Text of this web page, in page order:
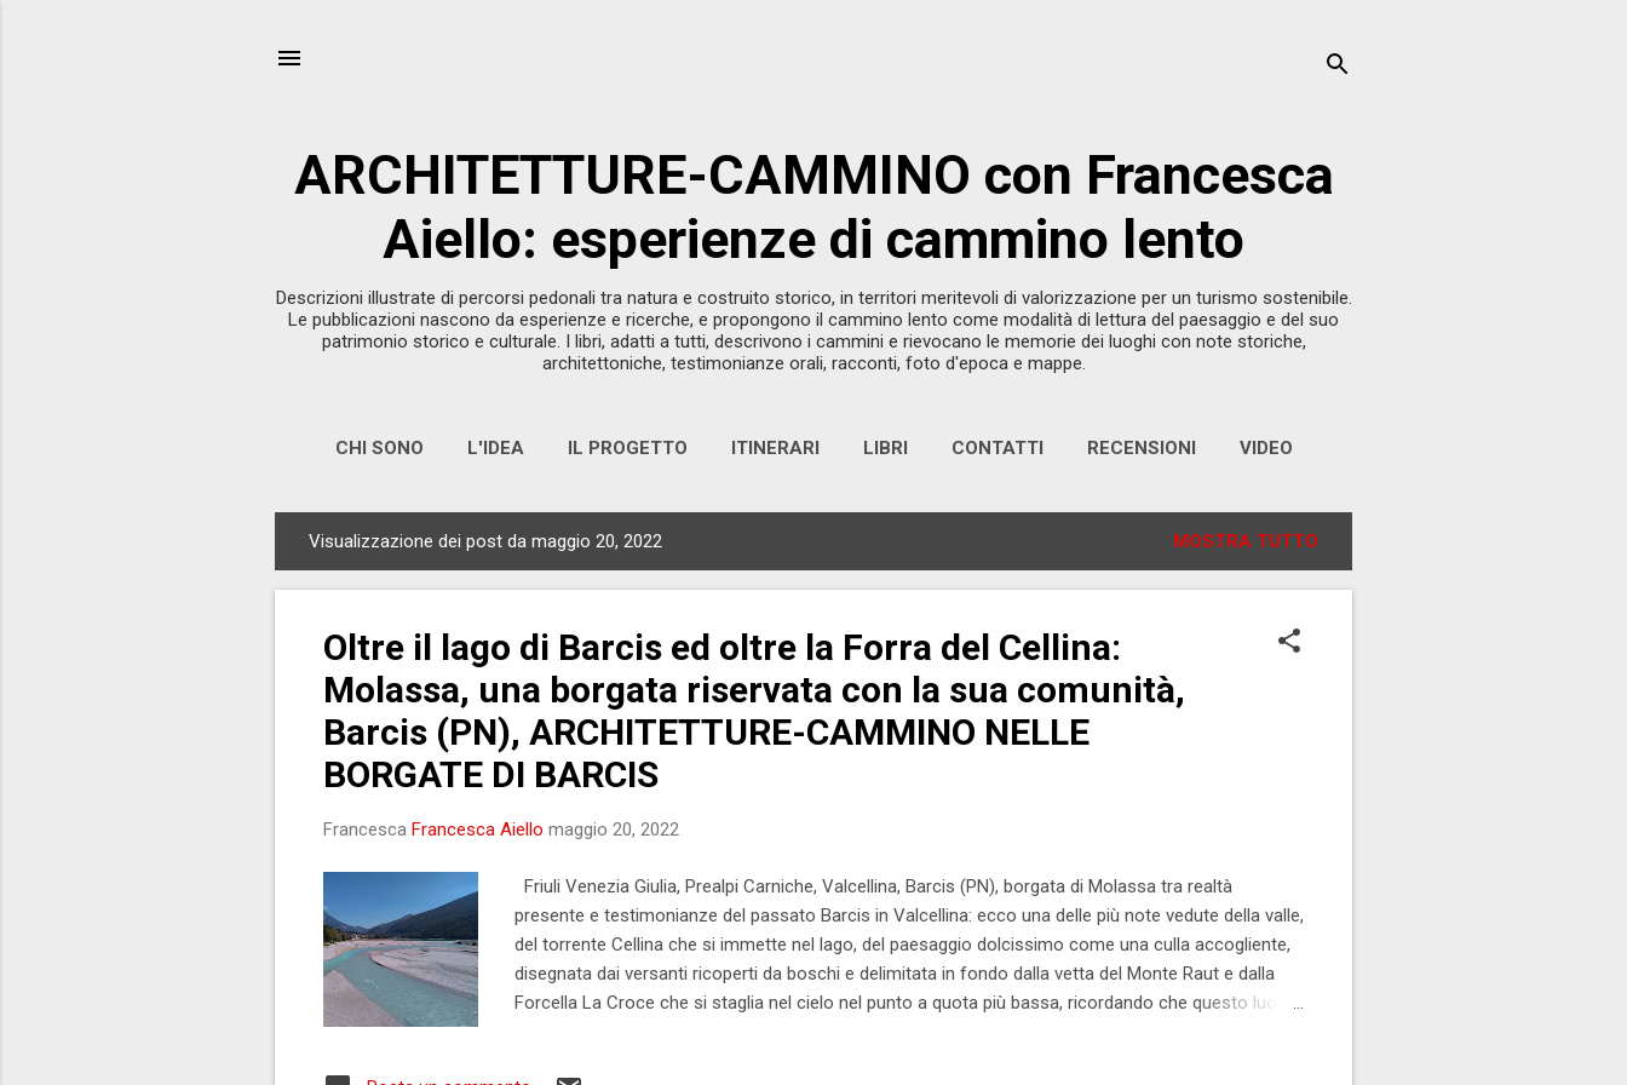
ARCHITETTURE-CAMMINO con Francesca
Aiello: esperienze di cammino lento
Descrizioni illustrate di percorsi pedonali tra natura e costruito storico, in territori meritevoli di valorizzazione per un turismo sostenibile.
Le pubblicazioni nascono da esperienze e ricerche, e propongono il cammino lento come modalità di lettura del paesaggio e del suo
patrimonio storico e culturale. I libri, adatti a tutti, descrivono i cammini e rievocano le memorie dei luoghi con note storiche,
architettoniche, testimonianze orali, racconti, foto d'epoca e mappe.
CHI SONO L'IDEA IL PROGETTO ITINERARI LIBRI CONTATTI RECENSIONI VIDEO
o
Visualizzazione dei post da maggio 20, 2022 MOSTRA TUTTO
Oltre il lago di Barcis ed oltre la Forra del Cellina:
Molassa, una borgata riservata con la sua comunità,
Barcis (PN), ARCHITETTURE-CAMMINO NELLE
BORGATE DI BARCIS
Francesca Francesca Aiello maggio 20, 2022
Friuli Venezia Giulia, Prealpi Carniche, Valcellina, Barcis (PN), borgata di Molassa tra realtà
presente e testimonianze del passato Barcis in Valcellina: ecco una delle più note vedute della valle,
del torrente Cellina che si immette nel lago, del paesaggio dolcissimo come una culla accogliente,
disegnata dai versanti ricoperti da boschi e delimitata in fondo dalla vetta del Monte Raut e dalla
Forcella La Croce che si staglia nel cielo nel punto a quota più bassa, ricordando che questo luogo